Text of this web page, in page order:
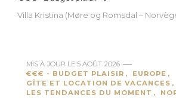
Villa Kristina (Møre og Romsdal –
MIS À JOUR LE 5 AOÛT 2026
€€€ - BUDGET PLAISIR
EUROPE
GÎTE ET LOCATION DE VACANCES
LES TENDANCES DU MOMENT